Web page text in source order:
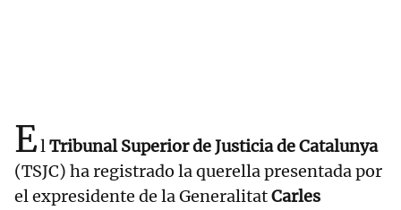
ElTribunal Superior de Justicia de Catalunya
(TSJC) ha registrado la querella presentada por
el expresidente de la GeneralitatCarles